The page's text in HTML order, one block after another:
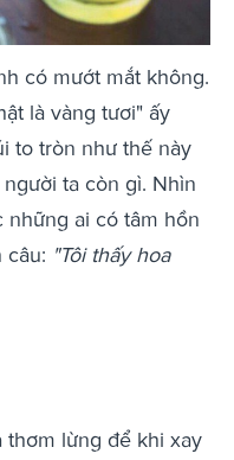
có mướt mắt không.
là vàng tươi" ấy
to tròn như thế này
ta còn gì. Nhìn
những ai có tâm hồn
câu: "Tôi thấy hoa
thơm lừng để khi xay